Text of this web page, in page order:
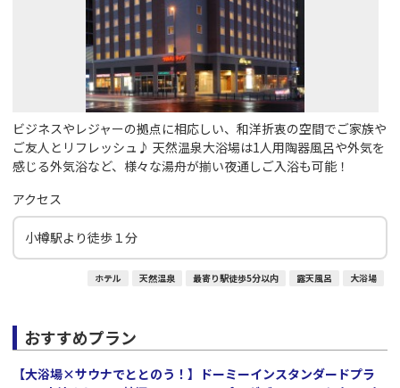
ビジネスやレジャーの拠点に相応しい、和洋折衷の空間でご家族や
ご友人とリフレッシュ♪ 天然温泉大浴場は1人用陶器風呂や外気を
感じる外気浴など、様々な湯舟が揃い夜通しご入浴も可能！
アクセス
小樽駅より徒歩１分
ホテル 天然温泉 最寄り駅徒歩5分以内 露天風呂 大浴場
おすすめプラン
【大浴場×サウナでととのう！】ドーミーインスタンダードプラ